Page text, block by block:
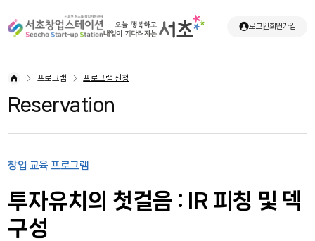
로그인회원가입
프로그램 프로그램 신청
Reservation
창업 교육 프로그램
투자유치의 첫걸음 : IR 피칭 및 덱
구성